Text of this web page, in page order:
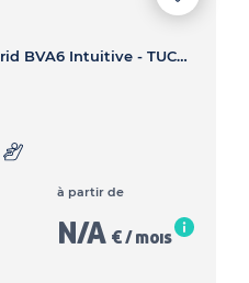
Tucson 1.6 T-GDI 239 Hybrid BVA6 Intuitive - TUCSON Tucson 1.6 T-GDI 239 Hybrid BVA6 Intuitive
à partir de
N/A € / mois